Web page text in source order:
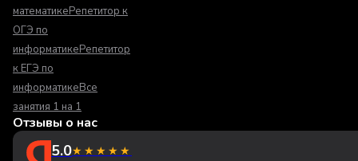
математикеРепетитор к
ОГЭ по
информатикеРепетитор
к ЕГЭ по
информатикеВсе
занятия 1 на 1
Отзывы о нас
5.0★★★★★